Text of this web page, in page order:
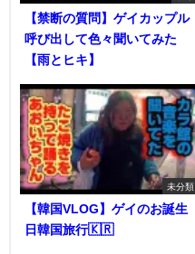
【禁断の質問】ゲイカップル
呼び出して色々聞いてみた
【雨とヒキ】
未分類
【韓国VLOG】ゲイのお誕生
日韓国旅行🇰🇷